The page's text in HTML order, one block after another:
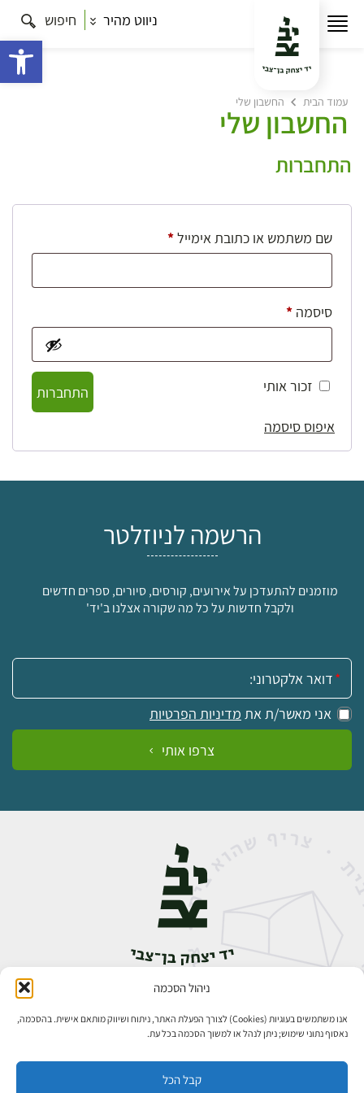
ניהול הסכמה
אנו משתמשים בעוגיות (Cookies) לצורך הפעלת האתר, ניתוח ושיווק מותאם אישית. בהסכמה,
נאסוף נתוני שימוש; ניתן לנהל או למשוך הסכמה בכל עת.
קבל הכל
ניווט מהיר חיפוש
עמוד הבית החשבון שלי
החשבון שלי
התחברות
שם משתמש או כתובת אימייל*חובה
סיסמה *חובה
זכור אותי
התחברות
איפוס סיסמה
הרשמה לניוזלטר
מוזמנים להתעדכן על אירועים, קורסים, סיורים, ספרים חדשים
ולקבל חדשות על כל מה שקורה אצלנו ב'יד'
אימייל:
אני מאשר/ת את מדיניות הפרטיות
צרפו אותי
אבן גבירול 14, רחביה, ירושלים